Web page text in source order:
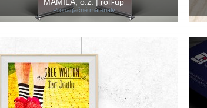
Propagačné materiály